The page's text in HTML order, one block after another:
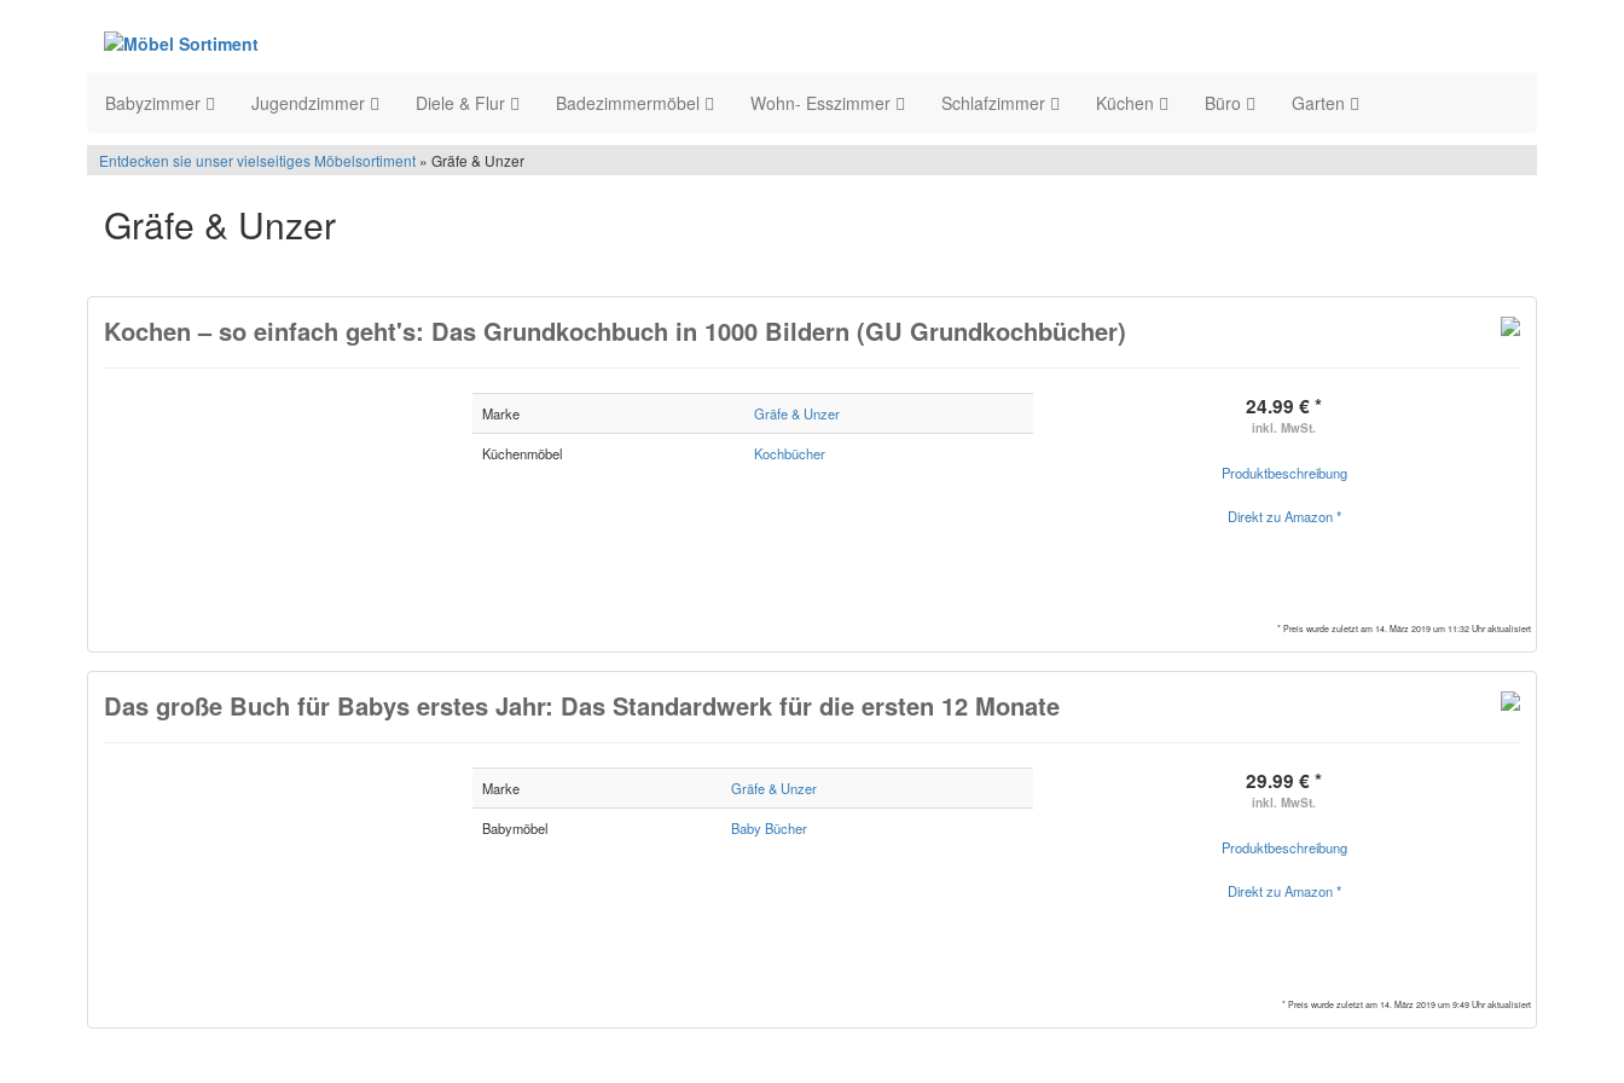
Babyzimmer Jugendzimmer Diele & Flur Badezimmermöbel Wohn- Esszimmer Schlafzimmer Küchen Büro Garten
Entdecken sie unser vielseitiges Möbelsortiment » Gräfe & Unzer
Gräfe & Unzer
Kochen – so einfach geht's: Das Grundkochbuch in 1000 Bildern (GU Grundkochbücher)
Marke Gräfe & Unzer
Küchenmöbel Kochbücher
24.99 € *
inkl. MwSt.
Produktbeschreibung
Direkt zu Amazon *
* Preis wurde zuletzt am 14. März 2019 um 11:32 Uhr aktualisiert
Das große Buch für Babys erstes Jahr: Das Standardwerk für die ersten 12 Monate
Marke Gräfe & Unzer
Babymöbel Baby Bücher
29.99 € *
inkl. MwSt.
Produktbeschreibung
Direkt zu Amazon *
* Preis wurde zuletzt am 14. März 2019 um 9:49 Uhr aktualisiert